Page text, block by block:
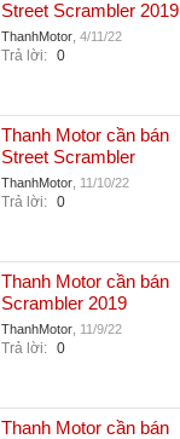
Street Scrambler 2019
ThanhMotor 4/11/22
Trả lời: 0
Thanh Motor cần bán
Street Scrambler
ThanhMotor 11/10/22
Trả lời: 0
Thanh Motor cần bán
Scrambler 2019
ThanhMotor 11/9/22
Trả lời: 0
Thanh Motor cần bán